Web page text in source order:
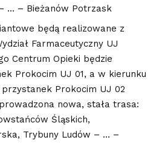
… – Bieżanów Potrzask
będą realizowane z
Farmaceutyczny UJ
Centrum Opieki będzie
Prokocim UJ 01, a w kierunku
Prokocim UJ 02
nowa, stała trasa:
Śląskich,
Trybuny Ludów – … –